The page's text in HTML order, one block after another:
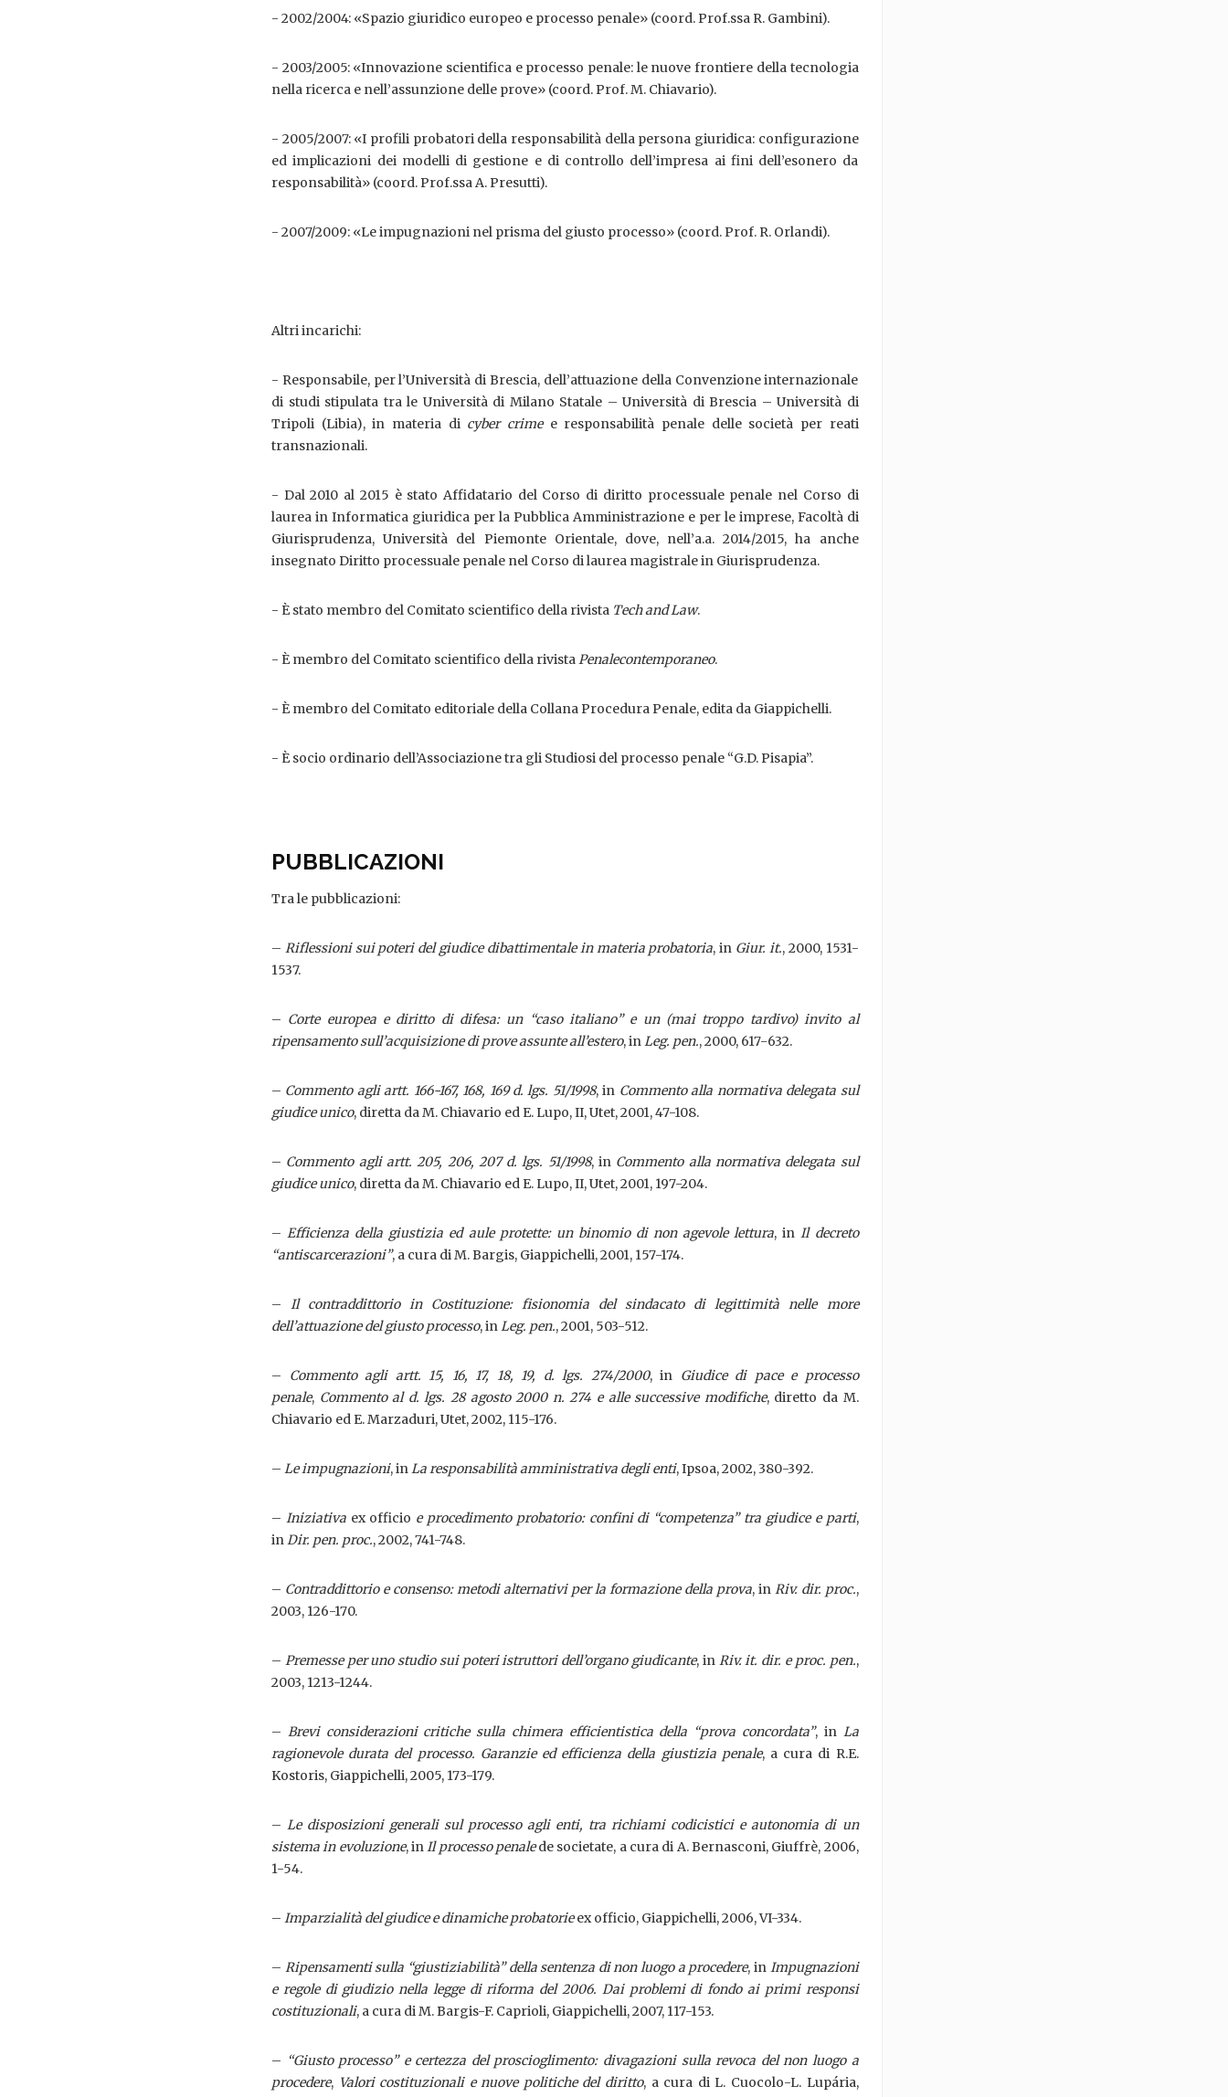
- 2002/2004: «Spazio giuridico europeo e processo penale» (coord. Prof.ssa R. Gambini).
- 2003/2005: «Innovazione scientifica e processo penale: le nuove frontiere della tecnologia
nella ricerca e nell’assunzione delle prove» (coord. Prof. M. Chiavario).
- 2005/2007: «I profili probatori della responsabilità della persona giuridica: configurazione
ed implicazioni dei modelli di gestione e di controllo dell’impresa ai fini dell’esonero da
responsabilità» (coord. Prof.ssa A. Presutti).
- 2007/2009: «Le impugnazioni nel prisma del giusto processo» (coord. Prof. R. Orlandi).
Altri incarichi:
- Responsabile, per l’Università di Brescia, dell’attuazione della Convenzione internazionale
di studi stipulata tra le Università di Milano Statale – Università di Brescia – Università di
Tripoli (Libia), in materia di cyber crimee responsabilità penale delle società per reati
transnazionali.
- Dal 2010 al 2015 è stato Affidatario del Corso di diritto processuale penale nel Corso di
laurea in Informatica giuridica per la Pubblica Amministrazione e per le imprese, Facoltà di
Giurisprudenza, Università del Piemonte Orientale, dove, nell’a.a. 2014/2015, ha anche
insegnato Diritto processuale penale nel Corso di laurea magistrale in Giurisprudenza.
- È stato membro del Comitato scientifico della rivista Tech and Law.
- È membro del Comitato scientifico della rivistaPenalecontemporaneo.
- È membro del Comitato editoriale della Collana Procedura Penale, edita da Giappichelli.
- È socio ordinario dell’Associazione tra gli Studiosi del processo penale “G.D. Pisapia”.
PUBBLICAZIONI
Tra le pubblicazioni:
– Riflessioni sui poteri del giudice dibattimentale in materia probatoria, in Giur. it., 2000, 1531-
1537.
– Corte europea e diritto di difesa: un “caso italiano” e un (mai troppo tardivo) invito al
ripensamento sull’acquisizione di prove assunte all’estero, inLeg. pen., 2000, 617-632.
– Commento agli artt. 166-167, 168, 169 d. lgs. 51/1998, in Commento alla normativa delegata sul
giudice unico, diretta da M. Chiavario ed E. Lupo, II, Utet, 2001, 47-108.
– Commento agli artt. 205, 206, 207 d. lgs. 51/1998, in Commento alla normativa delegata sul
giudice unico, diretta da M. Chiavario ed E. Lupo, II, Utet, 2001, 197-204.
–Efficienza della giustizia ed aule protette: un binomio di non agevole lettura, inIl decreto
“antiscarcerazioni”, a cura di M. Bargis, Giappichelli, 2001, 157-174.
–Il contraddittorio in Costituzione: fisionomia del sindacato di legittimità nelle more
dell’attuazione del giusto processo, inLeg. pen., 2001, 503-512.
– Commento agli artt. 15, 16, 17, 18, 19, d. lgs. 274/2000, in Giudice di pace e processo
penale, Commento al d. lgs. 28 agosto 2000 n. 274 e alle successive modifiche, diretto da M.
Chiavario ed E. Marzaduri, Utet, 2002, 115-176.
– Le impugnazioni, inLa responsabilità amministrativa degli enti, Ipsoa, 2002, 380-392.
– Iniziativa ex officio e procedimento probatorio: confini di “competenza” tra giudice e parti,
inDir. pen. proc., 2002, 741-748.
– Contraddittorio e consenso: metodi alternativi per la formazione della prova, in Riv. dir. proc.,
2003, 126-170.
– Premesse per uno studio sui poteri istruttori dell’organo giudicante, in Riv. it. dir. e proc. pen.,
2003, 1213-1244.
– Brevi considerazioni critiche sulla chimera efficientistica della “prova concordata”, in La
ragionevole durata del processo. Garanzie ed efficienza della giustizia penale, a cura di R.E.
Kostoris, Giappichelli, 2005, 173-179.
–Le disposizioni generali sul processo agli enti, tra richiami codicistici e autonomia di un
sistema in evoluzione, inIl processo penalede societate, a cura di A. Bernasconi, Giuffrè, 2006,
1-54.
– Imparzialità del giudice e dinamiche probatorieex officio, Giappichelli, 2006, VI-334.
– Ripensamenti sulla “giustiziabilità” della sentenza di non luogo a procedere, in Impugnazioni
e regole di giudizio nella legge di riforma del 2006. Dai problemi di fondo ai primi responsi
costituzionali, a cura di M. Bargis-F. Caprioli, Giappichelli, 2007, 117-153.
– “Giusto processo” e certezza del proscioglimento: divagazioni sulla revoca del non luogo a
procedere, Valori costituzionali e nuove politiche del diritto, a cura di L. Cuocolo-L. Lupária,